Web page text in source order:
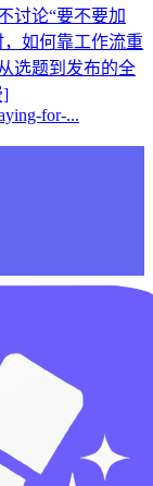
讨论“要不要加
如何靠工作流重
选题到发布的全
]
for-...